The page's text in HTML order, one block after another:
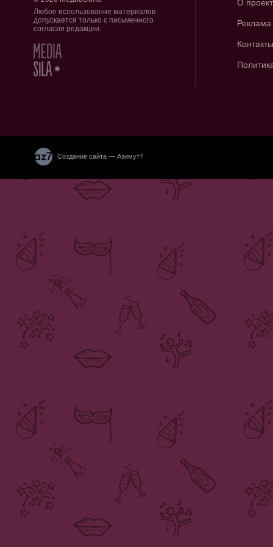
Любое использование материалов
допускается только с письменного
согласия редакции.
О
Реклама
Контакты
Создание сайта — Азимут7